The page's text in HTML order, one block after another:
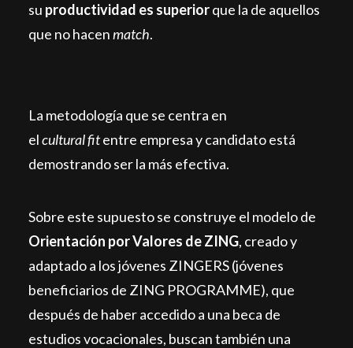
su productividad es superiorque la de aquellos
que no hacenmatch.
La metodología que se centra en
elcultural fitentre empresa y candidato está
demostrando ser la más efectiva.
Sobre este supuesto se construye el modelo de
Orientación por Valores de ZING, creado y
adaptado a los jóvenes ZINGERS (jóvenes
beneficiarios de ZING PROGRAMME), que
después de haber accedido a una beca de
estudios vocacionales, buscan también una